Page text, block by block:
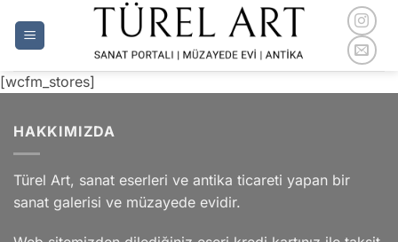
[wcfm_stores]
HAKKIMIZDA
Türel Art, sanat eserleri ve antika ticareti yapan bir
sanat galerisi ve müzayede evidir.